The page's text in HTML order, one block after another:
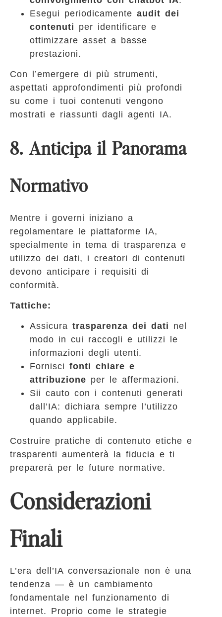
Esegui periodicamente audit dei
contenuti per identificare e
ottimizzare asset a basse
prestazioni.
Con l’emergere di più strumenti,
aspettati approfondimenti più profondi
su come i tuoi contenuti vengono
mostrati e riassunti dagli agenti IA.
8. Anticipa il Panorama
Normativo
Mentre i governi iniziano a
regolamentare le piattaforme IA,
specialmente in tema di trasparenza e
utilizzo dei dati, i creatori di contenuti
devono anticipare i requisiti di
conformità.
Tattiche:
Assicura trasparenza dei dati nel
modo in cui raccogli e utilizzi le
informazioni degli utenti.
Fornisci fonti chiare e
attribuzione per le affermazioni.
Sii cauto con i contenuti generati
dall’IA: dichiara sempre l’utilizzo
quando applicabile.
Costruire pratiche di contenuto etiche e
trasparenti aumenterà la fiducia e ti
preparerà per le future normative.
Considerazioni
Finali
L’era dell’IA conversazionale non è una
tendenza — è un cambiamento
fondamentale nel funzionamento di
internet. Proprio come le strategie